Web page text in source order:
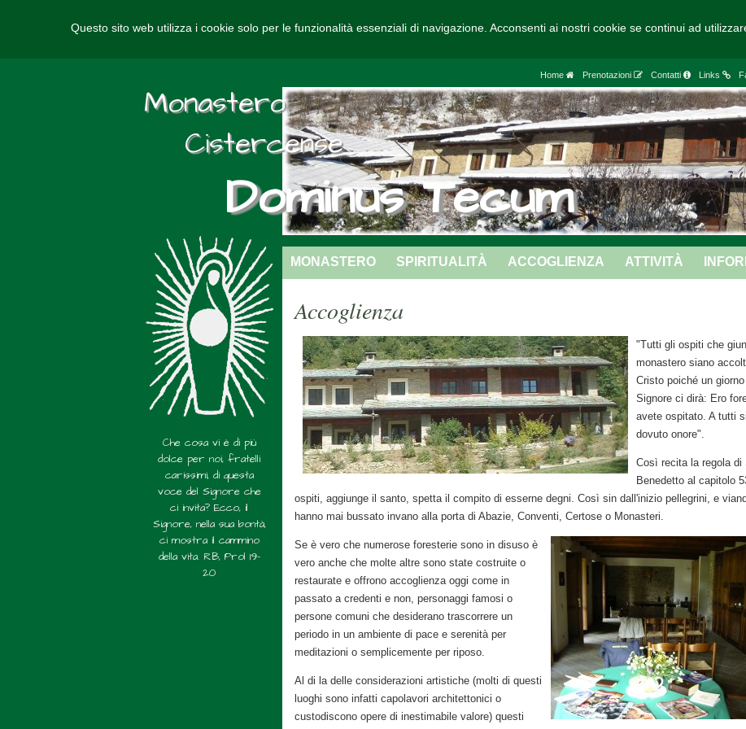
Questo sito web utilizza i cookie solo per le funzionalità essenziali di navigazione. Acconsenti ai nostri cookie se continui ad
Che cosa vi è di più
dolce per noi, fratelli
carissimi, di questa
voce del Signore che
ci invita? Ecco, il
Signore, nella sua bontà,
ci mostra il cammino
della vita. RB, Prol 19-
20
Monastero
Cistercense
Dominus Tecum
Links
Contatti
Prenotazioni
Home
MONASTERO SPIRITUALITÀ ACCOGLIENZA ATTIVITÀ
Accoglienza
"Tutti gli ospiti che
monastero siano
Cristo poiché un
Signore ci dirà: Ero
avete ospitato. A tutti
dovuto onore".
Così recita la regola di
Benedetto al capitolo
ospiti, aggiunge il santo, spetta il compito di esserne degni. Così sin dall'inizio pellegrini, e
hanno mai bussato invano alla porta di Abazie, Conventi, Certose o Monasteri.
Se è vero che numerose foresterie sono in disuso è
vero anche che molte altre sono state costruite o
restaurate e offrono accoglienza oggi come in
passato a credenti e non, personaggi famosi o
persone comuni che desiderano trascorrere un
periodo in un ambiente di pace e serenità per
meditazioni o semplicemente per riposo.
Al di la delle considerazioni artistiche (molti di questi
luoghi sono infatti capolavori architettonici o
custodiscono opere di inestimabile valore) questi